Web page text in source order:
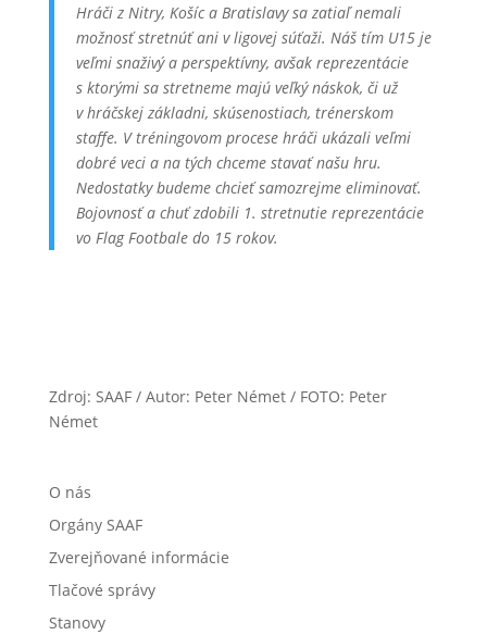
Hráči z Nitry, Košíc a Bratislavy sa zatiaľ nemali
možnosť stretnúť ani v ligovej súťaži. Náš tím U15 je
veľmi snaživý a perspektívny, avšak reprezentácie
s ktorými sa stretneme majú veľký náskok, či už
v hráčskej základni, skúsenostiach, trénerskom
staffe. V tréningovom procese hráči ukázali veľmi
dobré veci a na tých chceme stavať našu hru.
Nedostatky budeme chcieť samozrejme eliminovať.
Bojovnosť a chuť zdobili 1. stretnutie reprezentácie
vo Flag Footbale do 15 rokov.
Zdroj: SAAF / Autor: Peter Német / FOTO: Peter
Német
O nás
Orgány SAAF
Zverejňované informácie
Tlačové správy
Stanovy